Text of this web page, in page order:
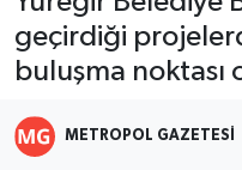
geçirdiği
buluşma noktası
METROPOL GAZETESI
Sanat
Haberleri
Arşivi